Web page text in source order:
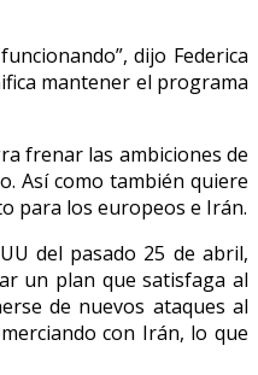
dijo Federica
mantener el programa
frenar las ambiciones de
Así como también quiere
para los europeos e Irán.
del pasado 25 de abril,
un plan que satisfaga al
de nuevos ataques al
con Irán, lo que